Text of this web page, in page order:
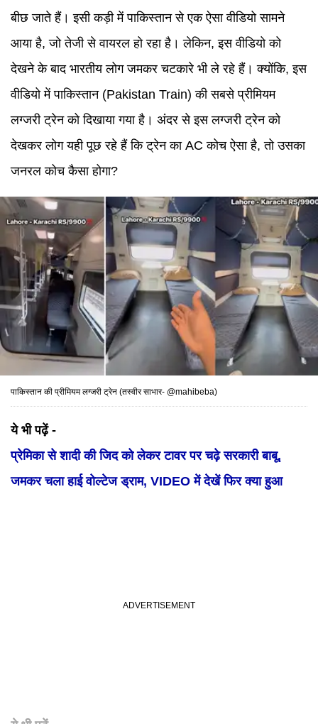
बीछ जाते हैं। इसी कड़ी में पाकिस्तान से एक ऐसा वीडियो सामने
आया है, जो तेजी से वायरल हो रहा है। लेकिन, इस वीडियो को
देखने के बाद भारतीय लोग जमकर चटकारे भी ले रहे हैं। क्योंकि, इस
वीडियो में पाकिस्तान (Pakistan Train) की सबसे प्रीमियम
लग्जरी ट्रेन को दिखाया गया है। अंदर से इस लग्जरी ट्रेन को
देखकर लोग यही पूछ रहे हैं कि ट्रेन का AC कोच ऐसा है, तो उसका
जनरल कोच कैसा होगा?
पाकिस्तान की प्रीमियम लग्जरी ट्रेन (तस्वीर साभार- @mahibeba)
ये भी पढ़ें -
प्रेमिका से शादी की जिद को लेकर टावर पर चढ़े सरकारी बाबू,
जमकर चला हाई वोल्टेज ड्राम, VIDEO में देखें फिर क्या हुआ